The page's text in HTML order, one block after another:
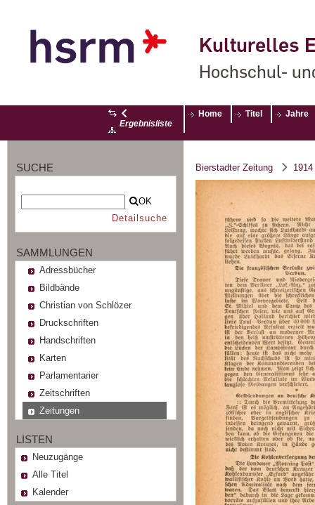
Kulturelles
Hochschul-
Ergebnisliste
Home Titel Jahre
SUCHE
OK
Detailsuche
SAMMLUNGEN
Adressbücher
Bildbände
Christian von Schlözer
Druckschriften
Handschriften
Karten
Parlamentarier
Zeitschriften
Zeitungen
LISTEN
Neuzugänge
Alle Titel
Kalender
Bierstadter Zeitung 1914